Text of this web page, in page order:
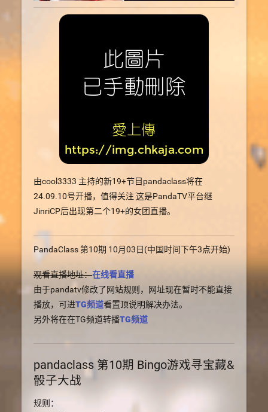
由cool3333 主持的新19+节目pandaclass将在
24.09.10号开播，值得关注 这是PandaTV平台继
JinriCP后出现第二个19+的女团直播。
PandaClass 第10期 10月03日(中国时间下午3点开始)
观看直播地址：在线看直播
由于pandatv修改了网站规则，网址现在暂时不能直接
播放，可进TG频道看置顶说明解决办法。
另外将在在TG频道转播TG频道
pandaclass 第10期 Bingo游戏寻宝藏&
骰子大战
规则：